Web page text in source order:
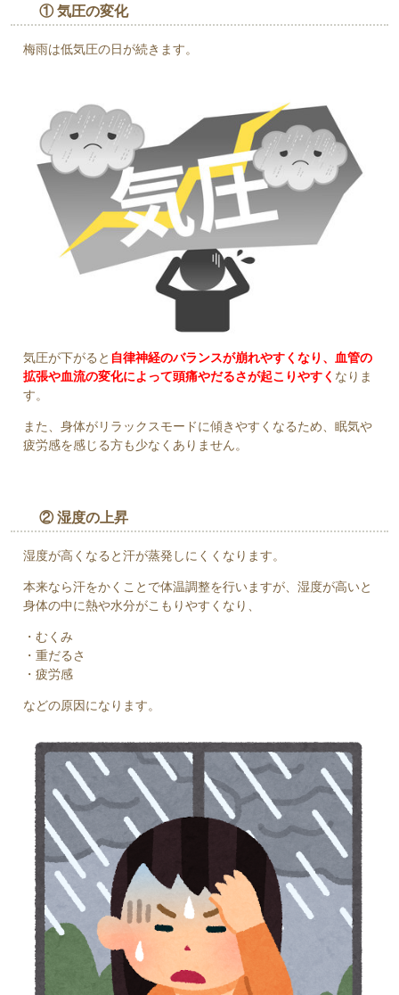
① 気圧の変化
梅雨は低気圧の日が続きます。
気圧が下がると 自律神経のバランスが崩れやすくなり、血管の
拡張や血流の変化によって頭痛やだるさが起こりやすく なりま
す。
また、身体がリラックスモードに傾きやすくなるため、眠気や
疲労感を感じる方も少なくありません。
② 湿度の上昇
湿度が高くなると汗が蒸発しにくくなります。
本来なら汗をかくことで体温調整を行いますが、湿度が高いと
身体の中に熱や水分がこもりやすくなり、
・むくみ
・重だるさ
・疲労感
などの原因になります。